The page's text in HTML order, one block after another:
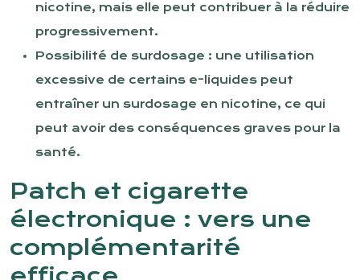
nicotine, mais elle peut contribuer à la réduire
progressivement.
Possibilité de surdosage : une utilisation
excessive de certains e-liquides peut
entraîner un surdosage en nicotine, ce qui
peut avoir des conséquences graves pour la
santé.
Patch et cigarette
électronique : vers une
complémentarité